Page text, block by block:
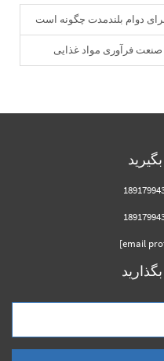
دوام بلندمدت چگونه است
فرآوری مواد غذایی